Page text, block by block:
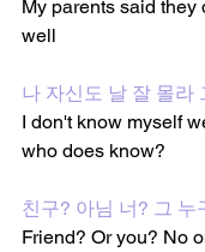
My parents said they
well
나 자신도 날 잘 몰라
I don't know myself
who does know?
친구? 아님 너? 그 누
Friend? Or you? No